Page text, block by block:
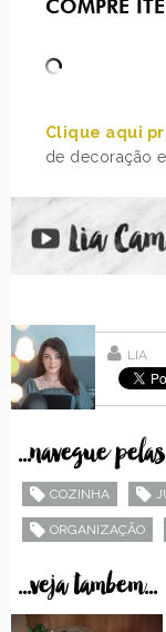
COMPRE
Clique aqui
de decoração
LIA
...navegue
COZINHA
ORGANIZAÇÃO
...veja tambem...